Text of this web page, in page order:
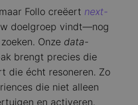
Follo creëert next-
doelgroep vindt—nog
Onze data-
brengt precies die
die écht resoneren. Zo
die niet alleen
en activeren.